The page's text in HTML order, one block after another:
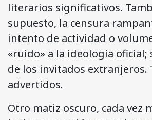
literarios significativos.
supuesto, la censura
intento de actividad o
«ruido» a la ideología oficial;
de los invitados extranjeros.
advertidos.
Otro matiz oscuro, cada vez